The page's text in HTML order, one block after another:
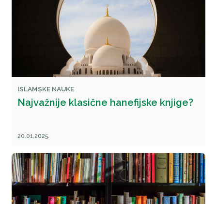
ISLAMSKE NAUKE
Najvažnije klasične hanefijske knjige?
20.01.2025.